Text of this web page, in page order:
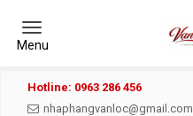
Hotline: 0963 286 456
nhaphangvanloc@gmail.com
Toggle
Menu